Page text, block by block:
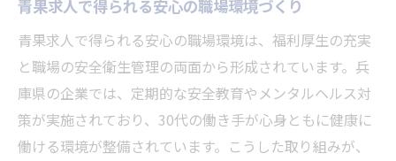
青果求人で得られる安心の職場環境づくり
青果求人で得られる安心の職場環境は、福利厚生の充実
と職場の安全衛生管理の両面から形成されています。兵
庫県の企業では、定期的な安全教育やメンタルヘルス対
策が実施されており、30代の働き手が心身ともに健康に
働ける環境が整備されています。こうした取り組みが、